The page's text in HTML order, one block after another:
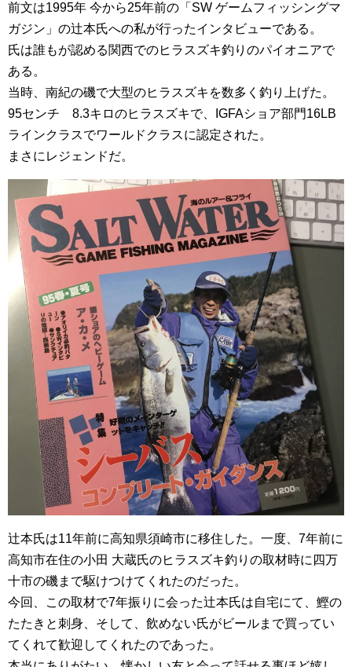
前文は1995年 今から25年前の「SW ゲームフィッシングマ
ガジン」の辻本氏への私が行ったインタビューである。
氏は誰もが認める関西でのヒラスズキ釣りのパイオニアで
ある。
当時、南紀の磯で大型のヒラスズキを数多く釣り上げた。
95センチ 8.3キロのヒラスズキで、IGFAショア部門16LB
ラインクラスでワールドクラスに認定された。
まさにレジェンドだ。
辻本氏は11年前に高知県須崎市に移住した。一度、7年前に
高知市在住の小田 大蔵氏のヒラスズキ釣りの取材時に四万
十市の磯まで駆けつけてくれたのだった。
今回、この取材で7年振りに会った辻本氏は自宅にて、鰹の
たたきと刺身、そして、飲めない氏がビールまで買ってい
てくれて歓迎してくれたのであった。